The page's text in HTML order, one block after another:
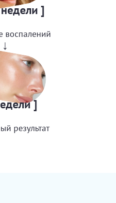
]
воспалений
→
]
результат